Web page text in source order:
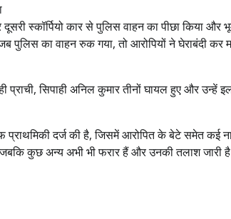
स्कॉर्पियो कार से पुलिस वाहन का पीछा किया
का वाहन रुक गया, तो आरोपियों ने घेराबंदी कर
प्राची, सिपाही अनिल कुमार तीनों घायल हुए और उन्हें
दर्ज की है, जिसमें आरोपित के बेटे समेत कई
कुछ अन्य अभी भी फरार हैं और उनकी तलाश जारी